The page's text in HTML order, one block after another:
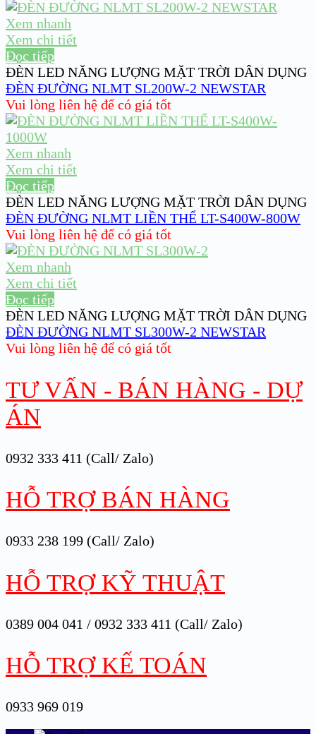
Xem nhanh
Xem chi tiết
Đọc tiếp
ĐÈN LED NĂNG LƯỢNG MẶT TRỜI DÂN DỤNG
ĐÈN ĐƯỜNG NLMT SL200W-2 NEWSTAR
Vui lòng liên hệ để có giá tốt
Xem nhanh
Xem chi tiết
Đọc tiếp
ĐÈN LED NĂNG LƯỢNG MẶT TRỜI DÂN DỤNG
ĐÈN ĐƯỜNG NLMT LIỀN THỂ LT-S400W-800W
Vui lòng liên hệ để có giá tốt
Xem nhanh
Xem chi tiết
Đọc tiếp
ĐÈN LED NĂNG LƯỢNG MẶT TRỜI DÂN DỤNG
ĐÈN ĐƯỜNG NLMT SL300W-2 NEWSTAR
Vui lòng liên hệ để có giá tốt
TƯ VẤN - BÁN HÀNG - DỰ
ÁN
0932 333 411 (Call/ Zalo)
HỖ TRỢ BÁN HÀNG
0933 238 199 (Call/ Zalo)
HỖ TRỢ KỸ THUẬT
0389 004 041 / 0932 333 411 (Call/ Zalo)
HỖ TRỢ KẾ TOÁN
0933 969 019